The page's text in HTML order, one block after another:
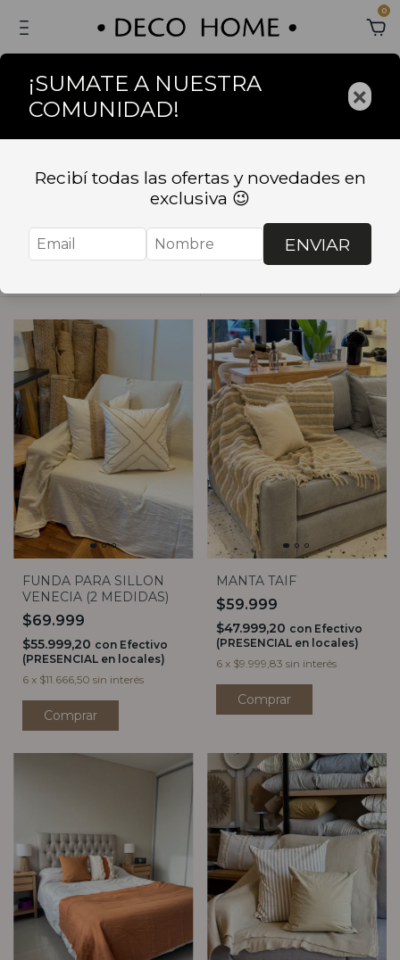
0
Inicio . TEXTIL . MANTAS Y PIE DE CAMA
MANTAS Y PIE DE
FUNDA PARA SILLON
VENECIA (2 MEDIDAS)
$69.999
$55.999,20 con Efectivo
(PRESENCIAL en locales)
6 x $11.666,50 sin interés
Comprar
MANTA TAIF
$59.999
$47.999,20 con Efectivo
(PRESENCIAL en locales)
6 x $9.999,83 sin interés
Comprar
¡SUMATE A NUESTRA
COMUNIDAD!
×
Recibí todas las ofertas y novedades en
exclusiva 😉
ENVIAR